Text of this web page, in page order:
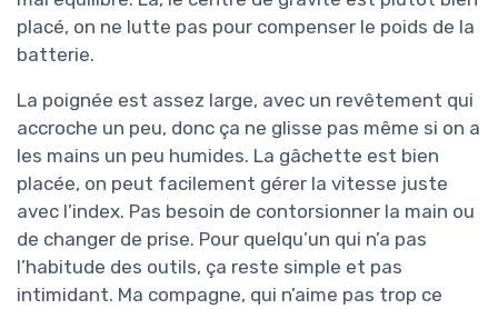
placé, on ne lutte pas pour compenser le poids de la
batterie.
La poignée est assez large, avec un revêtement qui
accroche un peu, donc ça ne glisse pas même si on a
les mains un peu humides. La gâchette est bien
placée, on peut facilement gérer la vitesse juste
avec l’index. Pas besoin de contorsionner la main ou
de changer de prise. Pour quelqu’un qui n’a pas
l’habitude des outils, ça reste simple et pas
intimidant. Ma compagne, qui n’aime pas trop ce